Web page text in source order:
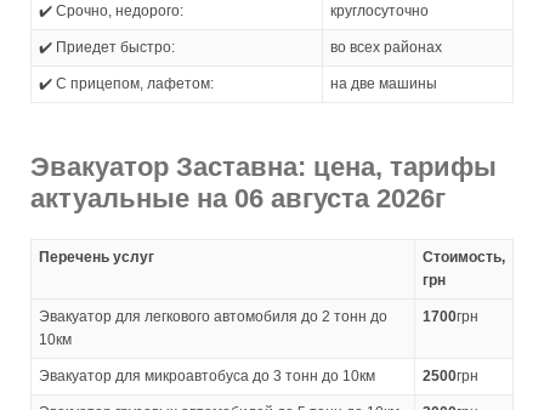
✔️ Срочно, недорого: круглосуточно
✔️ Приедет быстро: во всех районах
✔️ С прицепом, лафетом: на две машины
Эвакуатор Заставна: цена, тарифы
актуальные на 06 августа 2026г
Перечень услуг
Стоимость,
грн
Эвакуатор для легкового автомобиля до 2 тонн до
10км
1700грн
Эвакуатор для микроавтобуса до 3 тонн до 10км 2500грн